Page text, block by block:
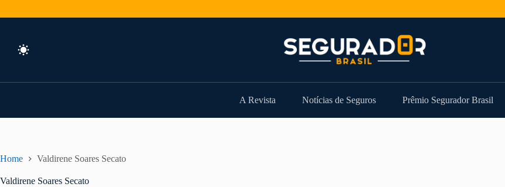
A Revista Notícias de Seguros Prêmio Segurador Brasil
Home Valdirene Soares Secato
Valdirene Soares Secato